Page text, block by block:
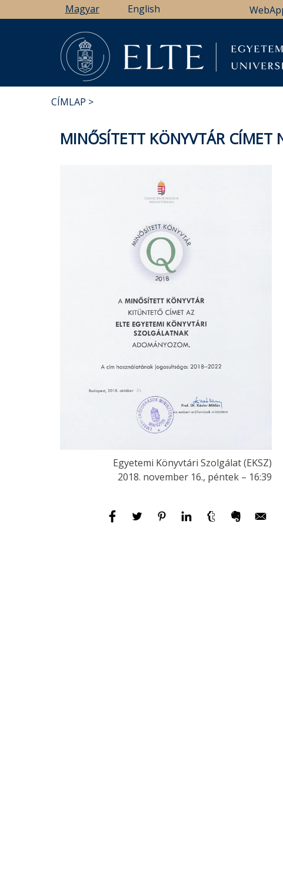
a
Magyar English
CÍMLAP
MINŐSÍTETT KÖNYVTÁR CÍMET
Egyetemi Könyvtári Szolgálat (EKSZ)
2018. november 16., péntek – 16:39